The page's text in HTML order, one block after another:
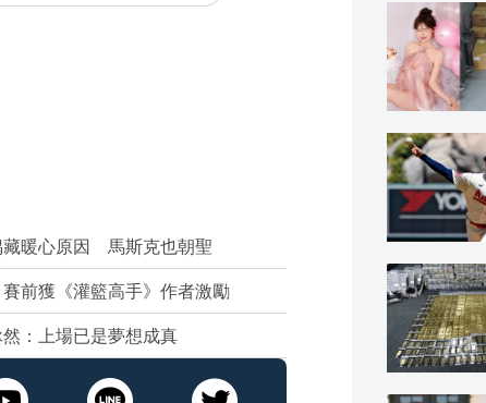
藏暖心原因 馬斯克也朝聖
前獲《灌籃高手》作者激勵
：上場已是夢想成真